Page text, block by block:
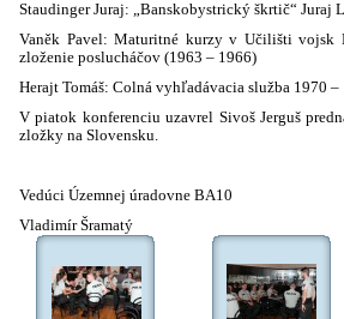
Staudinger Juraj: „Banskobystrický škrtič“ Juraj
Vaněk Pavel: Maturitné kurzy v Učilišti vojsk
zloženie poslucháčov (1963 – 1966)
Herajt Tomáš: Colná vyhľadávacia služba 1970 –
V piatok konferenciu uzavrel Sivoš Jerguš
zložky na Slovensku.
Vedúci Územnej úradovne BA10
Vladimír Šramatý